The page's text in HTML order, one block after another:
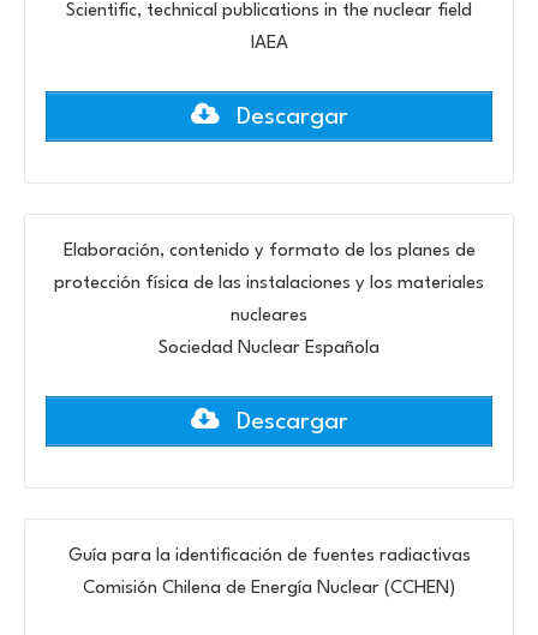
Scientific, technical publications in the nuclear field
IAEA
Descargar
Elaboración, contenido y formato de los planes de
protección física de las instalaciones y los materiales
nucleares
Sociedad Nuclear Española
Descargar
Guía para la identificación de fuentes radiactivas
Comisión Chilena de Energía Nuclear (CCHEN)